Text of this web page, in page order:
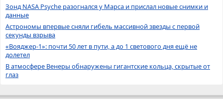
Зонд NASA Psyche разогнался у Марса и прислал новые снимки и
данные
Астрономы впервые сняли гибель массивной звезды с первой
секунды взрыва
«Вояджер-1»: почти 50 лет в пути, а до 1 светового дня ещё не
долетел
В атмосфере Венеры обнаружены гигантские кольца, скрытые от
глаз